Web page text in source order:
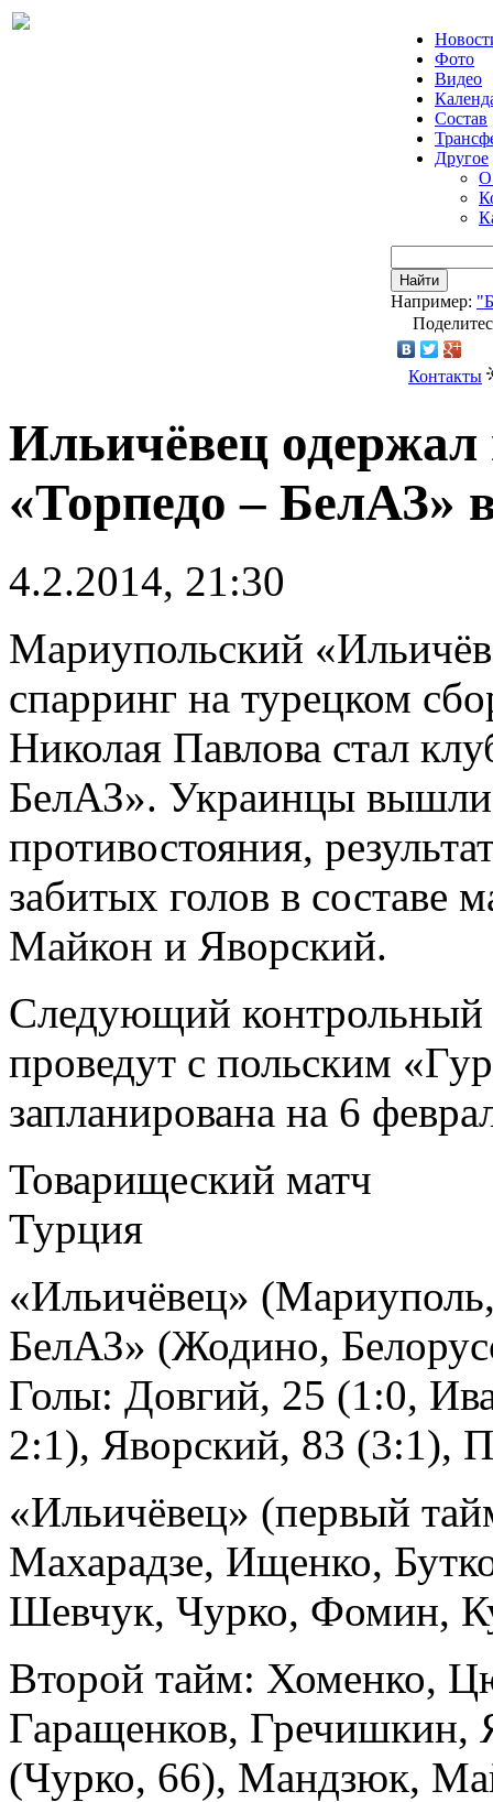
Фото
Видео
Состав
Другое
О
Найти
Например:
Контакты
Ильичёвец одержал
«Торпедо – БелАЗ»
4.2.2014, 21:30
Мариупольский
спарринг на турецком
Николая Павлова стал
БелАЗ». Украинцы вышли
противостояния,
забитых голов в составе
Майкон и Яворский.
Следующий контрольный
проведут с польским
запланирована на 6
Товарищеский матч
Турция
«Ильичёвец»
БелАЗ» (Жодино,
Голы: Довгий, 25 (1:0,
2:1), Яворский, 83 (3:1),
«Ильичёвец» (первый
Махарадзе, Ищенко,
Шевчук, Чурко, Фомин,
Второй тайм: Хоменко,
Гаращенков, Гречишкин,
(Чурко, 66), Мандзюк,